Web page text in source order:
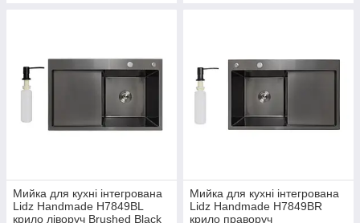
Мийка для кухні інтегрована
Lidz Handmade H7849BL
крило ліворуч Brushed Black
Мийка для кухні інтегрована
Lidz Handmade H7849BR
крило праворуч